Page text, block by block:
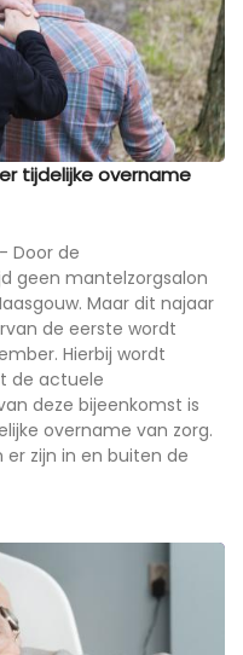
tijdelijke overname
Door de
geen mantelzorgsalon
Maar dit najaar
de eerste wordt
Hierbij wordt
de actuele
deze bijeenkomst is
overname van zorg.
er zijn in en buiten de